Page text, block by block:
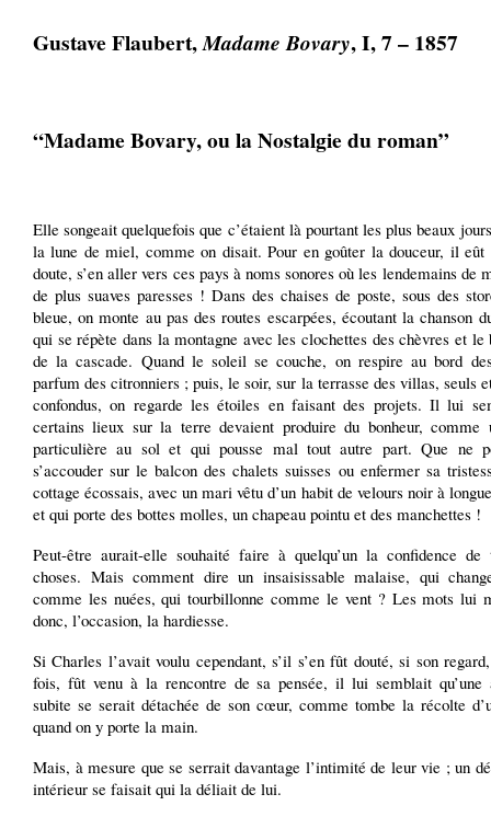
Gustave Flaubert,Madame Bovary, I, 7 – 1857
“Madame Bovary, ou la Nostalgie du roman”
Elle songeait quelquefois que c’étaient là pourtant les plus beaux
la lune de miel, comme on disait. Pour en goûter la douceur, il eût
doute, s’en aller vers ces pays à noms sonores où les lendemains de
de plus suaves paresses ! Dans des chaises de poste, sous des
bleue, on monte au pas des routes escarpées, écoutant la chanson
qui se répète dans la montagne avec les clochettes des chèvres et le
de la cascade. Quand le soleil se couche, on respire au bord
parfum des citronniers ; puis, le soir, sur la terrasse des villas, seuls
confondus, on regarde les étoiles en faisant des projets. Il lui
certains lieux sur la terre devaient produire du bonheur, comme
particulière au sol et qui pousse mal tout autre part. Que ne
s’accouder sur le balcon des chalets suisses ou enfermer sa
cottage écossais, avec un mari vêtu d’un habit de velours noir à
et qui porte des bottes molles, un chapeau pointu et des manchettes !
Peut-être aurait-elle souhaité faire à quelqu’un la confidence de
choses. Mais comment dire un insaisissable malaise, qui
comme les nuées, qui tourbillonne comme le vent ? Les mots lui
donc, l’occasion, la hardiesse.
Si Charles l’avait voulu cependant, s’il s’en fût douté, si son
fois, fût venu à la rencontre de sa pensée, il lui semblait qu’une
subite se serait détachée de son cœur, comme tombe la récolte
quand on y porte la main.
Mais, à mesure que se serrait davantage l’intimité de leur vie ; un
intérieur se faisait qui la déliait de lui.